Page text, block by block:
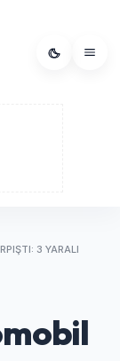
3 YARALI